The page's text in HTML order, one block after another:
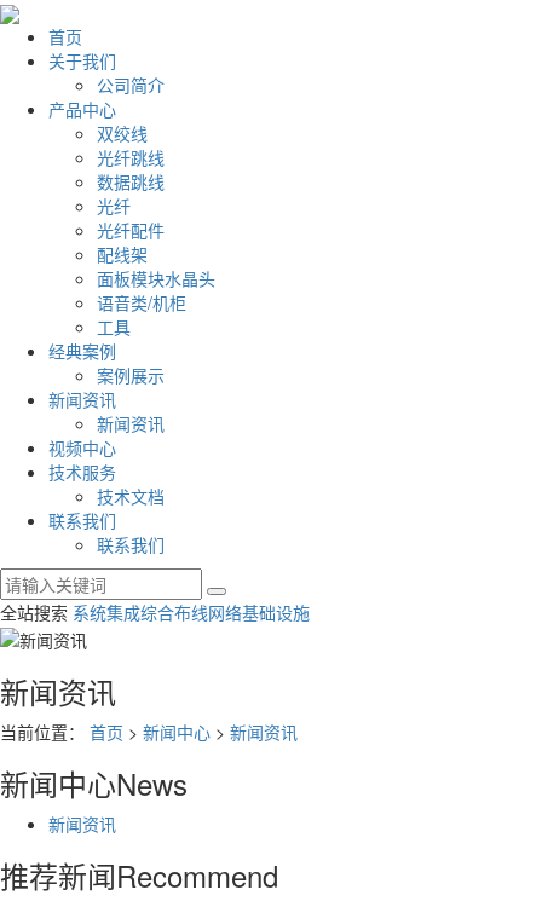
首页
关于我们
公司简介
产品中心
双绞线
光纤跳线
数据跳线
光纤
光纤配件
配线架
面板模块水晶头
语音类/机柜
工具
经典案例
案例展示
新闻资讯
新闻资讯
视频中心
技术服务
技术文档
联系我们
联系我们
全站搜索 系统集成综合布线网络基础设施
新闻资讯
当前位置： 首页 > 新闻中心 > 新闻资讯
新闻中心News
新闻资讯
推荐新闻Recommend